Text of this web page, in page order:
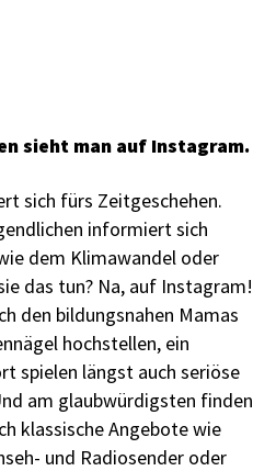
sieht man auf Instagram.
sich fürs Zeitgeschehen.
informiert sich
dem Klimawandel oder
das tun? Na, auf Instagram!
den bildungsnahen Mamas
hochstellen, ein
spielen längst auch seriöse
am glaubwürdigsten finden
klassische Angebote wie
und Radiosender oder